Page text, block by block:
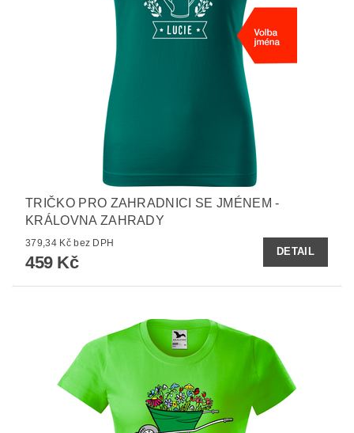
TRIČKO PRO ZAHRADNICI SE JMÉNEM -
KRÁLOVNA ZAHRADY
379,34 Kč bez DPH
459 Kč
DETAIL